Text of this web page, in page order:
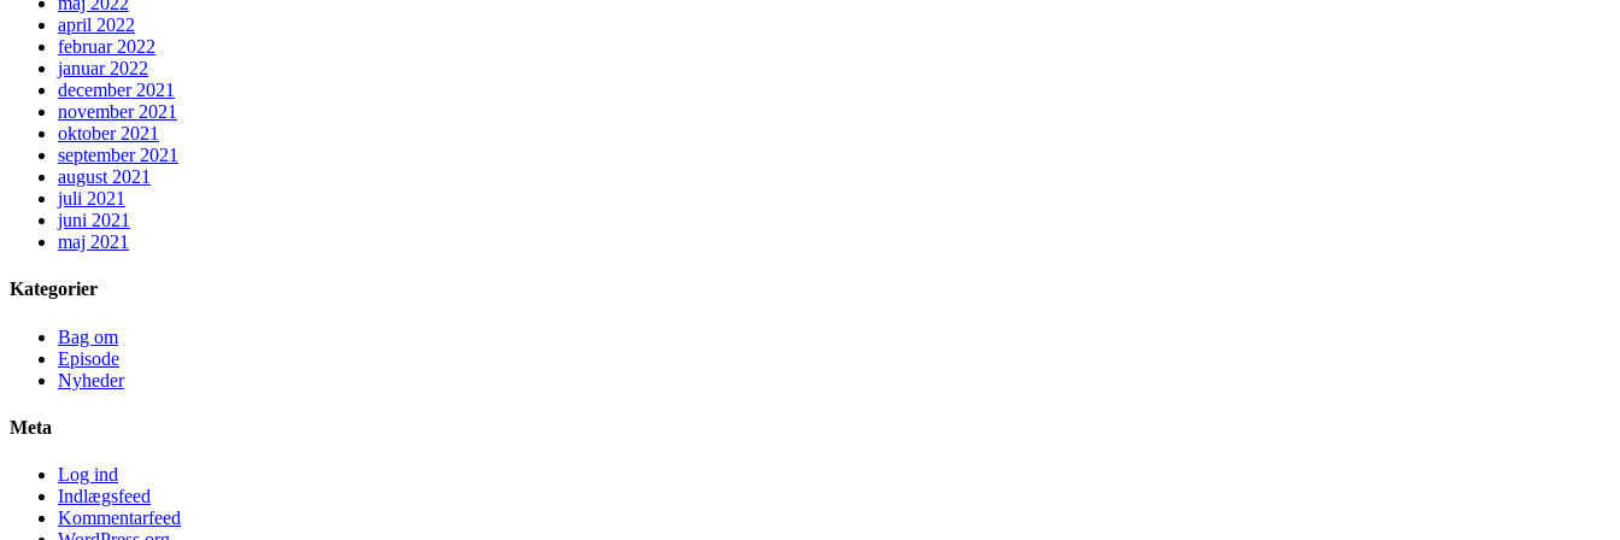
april 2022
februar 2022
januar 2022
december 2021
november 2021
oktober 2021
september 2021
august 2021
juli 2021
juni 2021
maj 2021
Kategorier
Bag om
Episode
Nyheder
Meta
Log ind
Indlægsfeed
Kommentarfeed